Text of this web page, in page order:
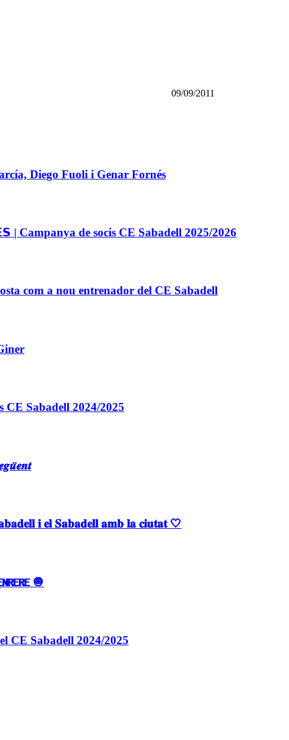
09/09/2011
Diego Fuoli i Genar Fornés
de socis CE Sabadell 2025/2026
com a nou entrenador del CE Sabadell
Sabadell 2024/2025
𝐢 𝐞𝐥 𝐒𝐚𝐛𝐚𝐝𝐞𝐥𝐥 𝐚𝐦𝐛 𝐥𝐚 𝐜𝐢𝐮𝐭𝐚𝐭 🤍
🧅
Sabadell 2024/2025